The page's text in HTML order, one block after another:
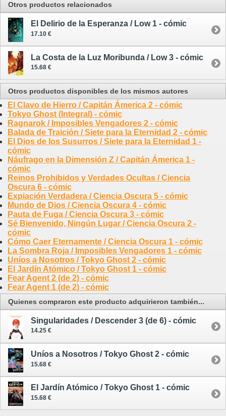
Otros productos relacionados
El Delirio de la Esperanza / Low 1 - cómic
17.10 €
La Costa de la Luz Moribunda / Low 3 - cómic
15.68 €
Otros productos disponibles de los mismos autores
El Clavo de Hierro / Capitán Ámerica 2 - cómic
Tokyo Ghost (Integral) - cómic
Ragnarok / Imposibles Vengadores 2 - cómic
Balada de Traición / Siete para la Eternidad 2 - cómic
El Dios de los Susurros / Siete para la Eternidad 1 -
cómic
Náufrago en la Dimensión Z / Capitán Ámerica 1 -
cómic
Reinos Prohibidos y Verdades Ocultas / Ciencia
Oscura 6 - cómic
Expiación Verdadera / Ciencia Oscura 5 - cómic
Mundo de Dios / Ciencia Oscura 4 - cómic
Pauta de Fuga / Ciencia Oscura 3 - cómic
Sé Bienvenido, Ningún Lugar / Ciencia Oscura 2 -
cómic
Cómo Caer Eternamente / Ciencia Oscura 1 - cómic
La Sombra Roja / Imposibles Vengadores 1 - cómic
Uníos a Nosotros / Tokyo Ghost 2 - cómic
El Jardín Atómico / Tokyo Ghost 1 - cómic
Fear Agent 2 (de 2) - cómic
Fear Agent 1 (de 2) - cómic
Quienes compraron este producto adquirieron también...
Singularidades / Descender 3 (de 6) - cómic
14.25 €
Uníos a Nosotros / Tokyo Ghost 2 - cómic
15.68 €
El Jardín Atómico / Tokyo Ghost 1 - cómic
15.68 €